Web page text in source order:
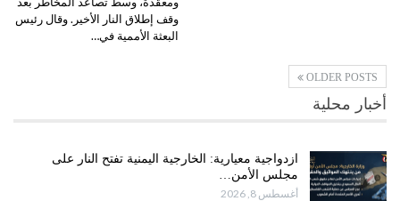
وقف إطلاق النار الأخير. وقال رئيس
البعثة الأممية في…
OLDER POSTS
أخبار محلية
ازدواجية معيارية: الخارجية اليمنية تفتح النار على
مجلس الأمن…
أغسطس 8, 2026